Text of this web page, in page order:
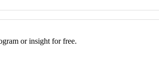
or insight for free.